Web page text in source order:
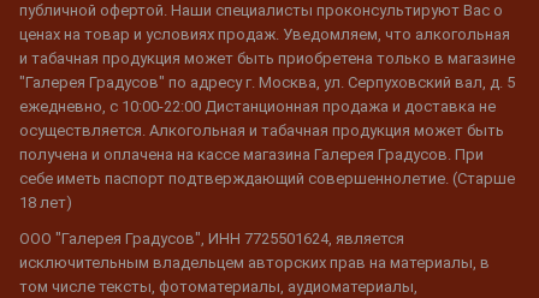
публичной офертой. Наши специалисты проконсультируют Вас о
ценах на товар и условиях продаж. Уведомляем, что алкогольная
и табачная продукция может быть приобретена только в магазине
"Галерея Градусов" по адресу г. Москва, ул. Серпуховский вал, д. 5
ежедневно, с 10:00-22:00 Дистанционная продажа и доставка не
осуществляется. Алкогольная и табачная продукция может быть
получена и оплачена на кассе магазина Галерея Градусов. При
себе иметь паспорт подтверждающий совершеннолетие. (Старше
18 лет)
ООО "Галерея Градусов", ИНН 7725501624, является
исключительным владельцем авторских прав на материалы, в
том числе тексты, фотоматериалы, аудиоматериалы,